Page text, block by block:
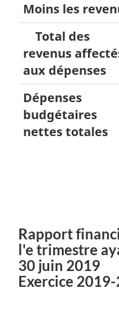
Moins les
Total des
revenus
aux dépenses
Dépenses
budgétaires
nettes totales
Rapport
l'e trimestre
30 juin 2019
Exercice